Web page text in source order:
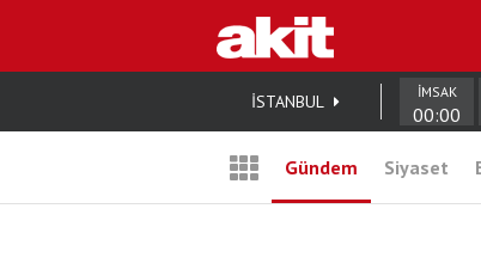
İSTANBUL İMSAK
00:00
Gündem Siyaset